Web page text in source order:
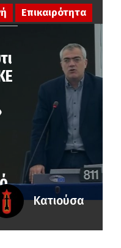
Επικαιρότητα
Κατιούσα